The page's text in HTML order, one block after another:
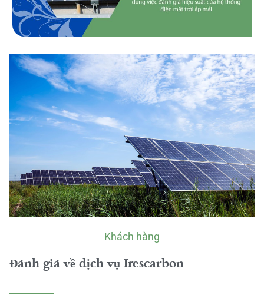
Khách hàng
Đánh giá về dịch vụ Irescarbon